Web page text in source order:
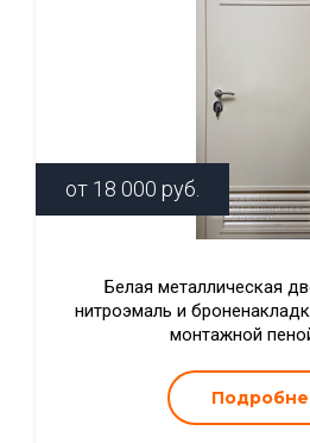
от 18 000 руб.
Белая металлическая
нитроэмаль и
монтажной